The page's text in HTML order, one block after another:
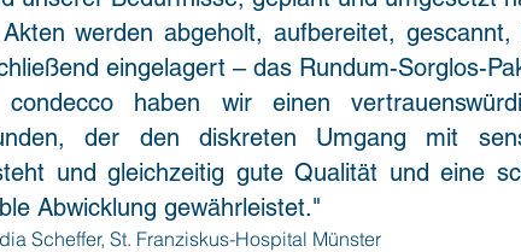
werden abgeholt, aufbereitet, gescannt,
eingelagert – das Rundum-Sorglos-
haben wir einen
der den diskreten Umgang mit
und gleichzeitig gute Qualität und eine
Abwicklung gewährleistet."
Scheffer, St. Franziskus-Hospital Münster